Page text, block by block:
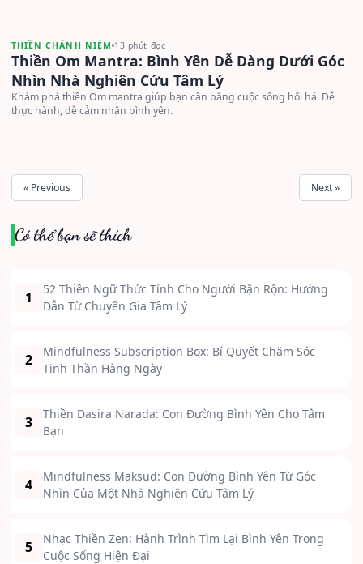
THIỀN CHÁNH NIỆM 13 phút đọc
Thiền Om Mantra: Bình Yên Dễ Dàng Dưới Góc
Nhìn Nhà Nghiên Cứu Tâm Lý
Khám phá thiền Om mantra giúp bạn cân bằng cuộc sống hối hả. Dễ
thực hành, dễ cảm nhận bình yên.
« Previous Next »
Có thể bạn sẽ thích
1
52 Thiền Ngữ Thức Tỉnh Cho Người Bận Rộn: Hướng
Dẫn Từ Chuyên Gia Tâm Lý
2
Mindfulness Subscription Box: Bí Quyết Chăm Sóc
Tinh Thần Hàng Ngày
3
Thiền Dasira Narada: Con Đường Bình Yên Cho Tâm
Bạn
4
Mindfulness Maksud: Con Đường Bình Yên Từ Góc
Nhìn Của Một Nhà Nghiên Cứu Tâm Lý
5
Nhạc Thiền Zen: Hành Trình Tìm Lại Bình Yên Trong
Cuộc Sống Hiện Đại